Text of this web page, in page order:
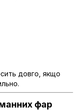
довго, якщо
фар